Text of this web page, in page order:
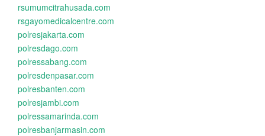
rsumumcitrahusada.com
rsgayomedicalcentre.com
polresjakarta.com
polresdago.com
polressabang.com
polresdenpasar.com
polresbanten.com
polresjambi.com
polressamarinda.com
polresbanjarmasin.com